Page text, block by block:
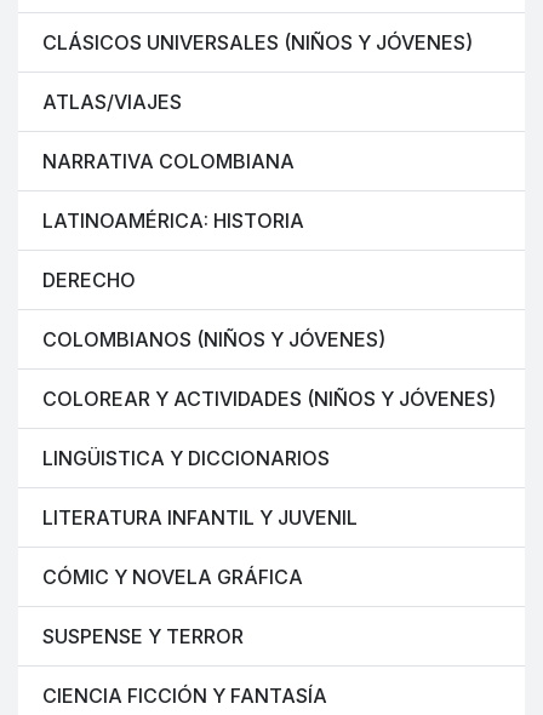
CLÁSICOS UNIVERSALES (NIÑOS Y JÓVENES)
ATLAS/VIAJES
NARRATIVA COLOMBIANA
LATINOAMÉRICA: HISTORIA
DERECHO
COLOMBIANOS (NIÑOS Y JÓVENES)
COLOREAR Y ACTIVIDADES (NIÑOS Y JÓVENES)
LINGÜISTICA Y DICCIONARIOS
LITERATURA INFANTIL Y JUVENIL
CÓMIC Y NOVELA GRÁFICA
SUSPENSE Y TERROR
CIENCIA FICCIÓN Y FANTASÍA